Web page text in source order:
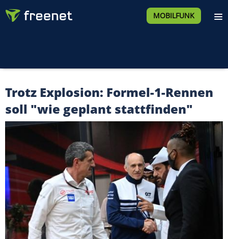
MOBILFUNK
Trotz Explosion: Formel-1-Rennen
soll "wie geplant stattfinden"